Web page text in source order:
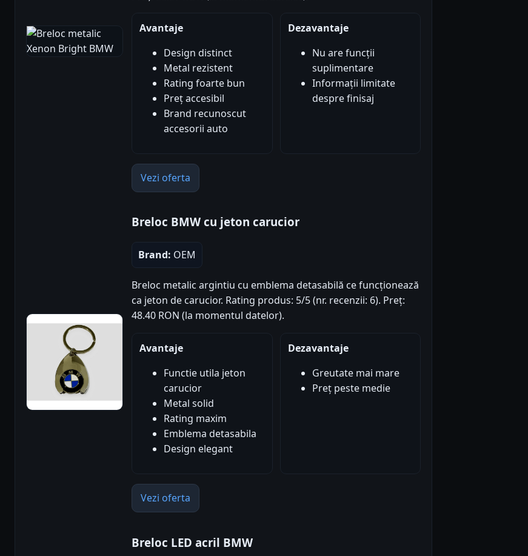
Avantaje
Design distinct
Metal rezistent
Rating foarte bun
Preț accesibil
Brand recunoscut
accesorii auto
Dezavantaje
Nu are funcții
suplimentare
Informații limitate
despre finisaj
Vezi oferta
Breloc BMW cu jeton carucior
Brand: OEM
Breloc metalic argintiu cu emblema detasabilă ce funcționează
ca jeton de carucior. Rating produs: 5/5 (nr. recenzii: 6). Preț:
48.40 RON (la momentul datelor).
Avantaje
Functie utila jeton
carucior
Metal solid
Rating maxim
Emblema detasabila
Design elegant
Dezavantaje
Greutate mai mare
Preț peste medie
Vezi oferta
Breloc LED acril BMW